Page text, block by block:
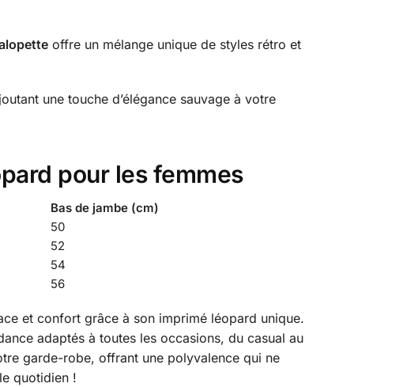
offre un mélange unique de styles rétro et
une touche d’élégance sauvage à votre
pour les femmes
Bas de jambe (cm)
50
52
54
56
et confort grâce à son imprimé léopard unique.
adaptés à toutes les occasions, du casual au
garde-robe, offrant une polyvalence qui ne
quotidien !